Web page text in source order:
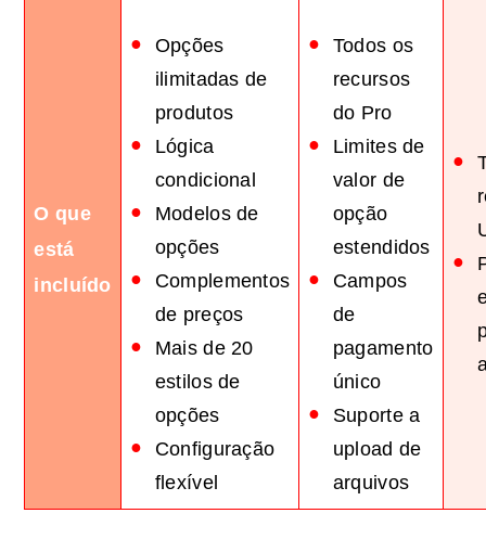
O que
está
incluído
Opções
ilimitadas de
produtos
Lógica
condicional
Modelos de
opções
Complementos
de preços
Mais de 20
estilos de
opções
Configuração
flexível
Todos os
recursos
do Pro
Limites de
valor de
opção
estendidos
Campos
de
pagamento
único
Suporte a
upload de
arquivos